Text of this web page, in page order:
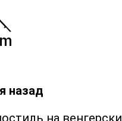
назад
на